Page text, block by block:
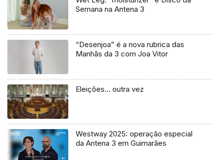
Semana na Antena 3
“Desenjoa” é a nova rubrica das
Manhãs da 3 com Joa Vitor
Eleições… outra vez
Westway 2025: operação especial
da Antena 3 em Guimarães